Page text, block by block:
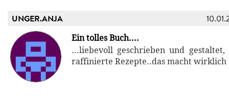
UNGER.ANJA
Ein tolles Buch....
...liebevoll geschrieben und
raffinierte Rezepte..das macht wirklich